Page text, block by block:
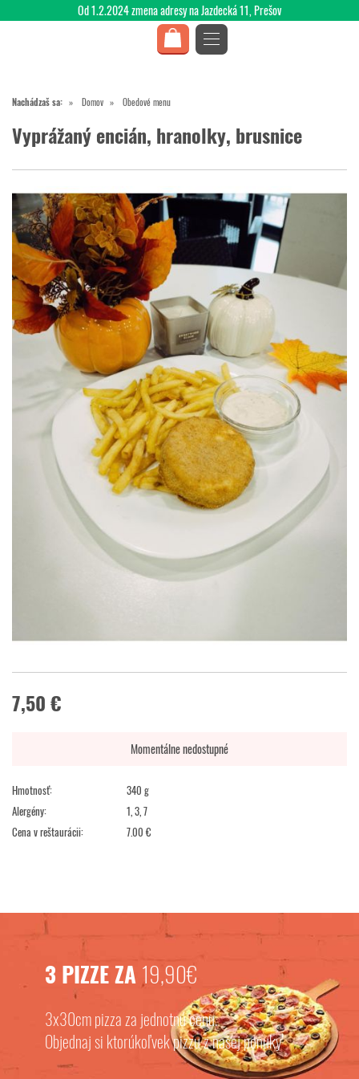
Nachádzaš sa: Domov Obedové menu
Vyprážaný encián, hranolky, brusnice
7,50 €
Momentálne nedostupné
Hmotnosť:
340 g
Alergény:
1, 3, 7
Cena v reštaurácii:
7.00 €
3 PIZZE ZA 19,90€
3x30cm pizza za jednotnú cenu.
Objednaj si ktorúkoľvek pizzu z našej ponuky
Od 1.2.2024 zmena adresy na Jazdecká 11, Prešov